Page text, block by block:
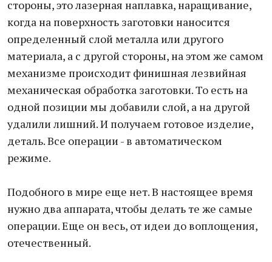
стороны, это лазерная наплавка, наращивание,
когда на поверхность заготовки наносится
определенный слой металла или другого
материала, а с другой стороны, на этом же самом
механизме происходит финишная лезвийная
механическая обработка заготовки. То есть на
одной позиции мы добавили слой, а на другой
удалили лишний. И получаем готовое изделие,
деталь. Все операции - в автоматическом
режиме.
Подобного в мире еще нет. В настоящее время
нужно два аппарата, чтобы делать те же самые
операции. Еще он весь, от идеи до воплощения,
отечественный.